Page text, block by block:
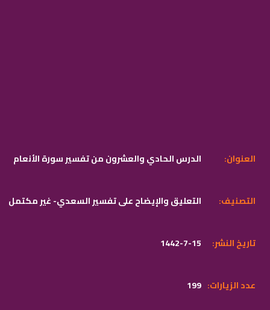
الدرس الحادي والعشرون من تفسير سورة الأنعام :العنوان
التعليق والإيضاح على تفسير السعدي- غير مكتمل :التصنيف
1442-7-15 :تاريخ النشر
199 :عدد الزيارات